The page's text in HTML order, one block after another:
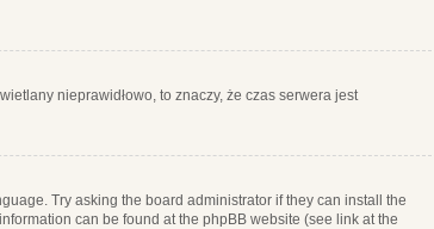
nieprawidłowo, to znaczy, że czas serwera jest
Try asking the board administrator if they can install the
can be found at the phpBB website (see link at the